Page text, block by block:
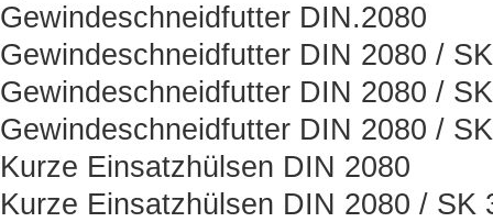
Gewindeschneidfutter DIN.2080
Gewindeschneidfutter DIN 2080 /
Gewindeschneidfutter DIN 2080 /
Gewindeschneidfutter DIN 2080 /
Kurze Einsatzhülsen DIN 2080
Kurze Einsatzhülsen DIN 2080 / SK